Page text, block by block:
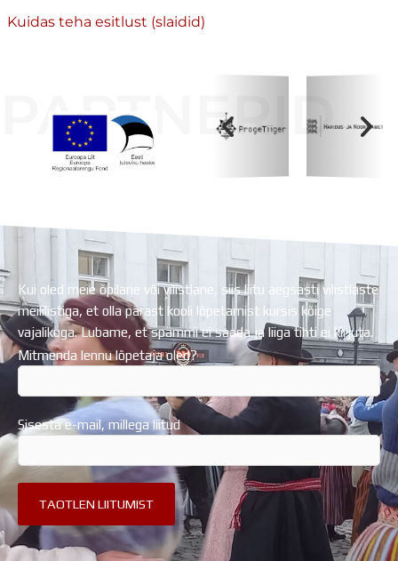
Õpilasesindus
Kuidas teha esitlust (slaidid)
PARTNERID
Kui oled meie õpilane või vilistlane, siis liitu aegsasti vilistlaste
meililistiga, et olla pärast kooli lõpetamist kursis kõige
vajalikuga. Lubame, et spämmi ei saada ja liiga tihti ei kirjuta.
Mitmenda lennu lõpetaja oled?
Sisesta e-mail, millega liitud